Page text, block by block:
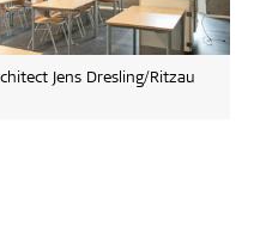
Jens Dresling/Ritzau